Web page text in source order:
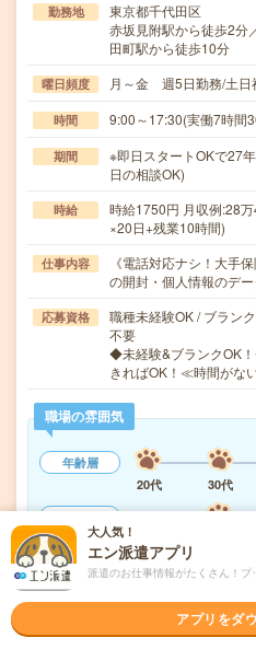
勤務地
東京都千代田区
赤坂見附駅から徒歩2分
田町駅から徒歩10分
曜日頻度 月～金 週5日勤務/土日
時間 9:00～17:30(実働7時間
期間
※即日スタートOKで27
日の相談OK)
時給
時給1750円 月収例:28
×20日+残業10時間)
仕事内容
《電話対応ナシ！大手
の開封・個人情報のデ
応募資格
職種未経験OK / ブラン
不要
◆未経験&ブランクOK
きればOK！≪時間がな
職場の雰囲気
年齢層
20代
30代
もっ
気になる! 応募へ
大人気！
エン派遣アプリ
派遣のお仕事情報がたくさん！プ
アプリをダ